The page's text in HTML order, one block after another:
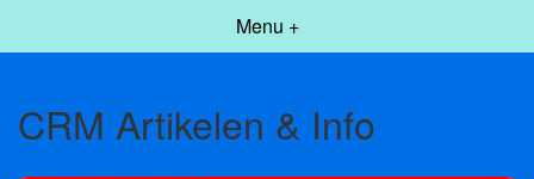
Menu +
CRM Artikelen & Info